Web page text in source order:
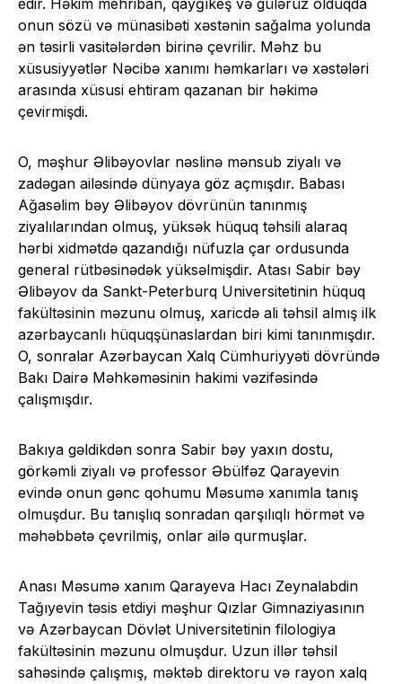
edir. Həkim mehriban, qayğıkeş və gülərüz olduqda
onun sözü və münasibəti xəstənin sağalma yolunda
ən təsirli vasitələrdən birinə çevrilir. Məhz bu
xüsusiyyətlər Nəcibə xanımı həmkarları və xəstələri
arasında xüsusi ehtiram qazanan bir həkimə
çevirmişdi.
O, məşhur Əlibəyovlar nəslinə mənsub ziyalı və
zadəgan ailəsində dünyaya göz açmışdır. Babası
Ağasəlim bəy Əlibəyov dövrünün tanınmış
ziyalılarından olmuş, yüksək hüquq təhsili alaraq
hərbi xidmətdə qazandığı nüfuzla çar ordusunda
general rütbəsinədək yüksəlmişdir. Atası Sabir bəy
Əlibəyov da Sankt-Peterburq Universitetinin hüquq
fakültəsinin məzunu olmuş, xaricdə ali təhsil almış ilk
azərbaycanlı hüquqşünaslardan biri kimi tanınmışdır.
O, sonralar Azərbaycan Xalq Cümhuriyyəti dövründə
Bakı Dairə Məhkəməsinin hakimi vəzifəsində
çalışmışdır.
Bakıya gəldikdən sonra Sabir bəy yaxın dostu,
görkəmli ziyalı və professor Əbülfəz Qarayevin
evində onun gənc qohumu Məsumə xanımla tanış
olmuşdur. Bu tanışlıq sonradan qarşılıqlı hörmət və
məhəbbətə çevrilmiş, onlar ailə qurmuşlar.
Anası Məsumə xanım Qarayeva Hacı Zeynalabdin
Tağıyevin təsis etdiyi məşhur Qızlar Gimnaziyasının
və Azərbaycan Dövlət Universitetinin filologiya
fakültəsinin məzunu olmuşdur. Uzun illər təhsil
sahəsində çalışmış, məktəb direktoru və rayon xalq